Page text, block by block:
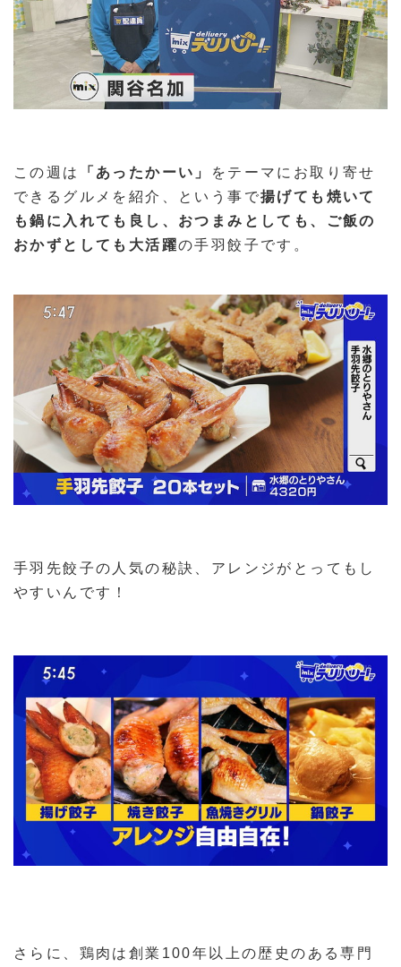
この週は 「あったかーい」
をテーマにお取り寄せ
できるグルメを紹介、という事で揚げても焼いて
も鍋に入れても良し、おつまみとしても、ご飯の
おかずとしても大活躍の手羽餃子です。
手羽先餃子の人気の秘訣、アレンジがとってもし
やすいんです！
さらに、鶏肉は創業100年以上の歴史のある専門